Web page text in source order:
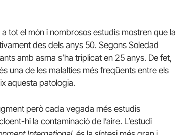
tot el món i nombrosos estudis mostren que la
des dels anys 50. Segons Soledad
amb asma s’ha triplicat en 25 anys. De fet,
és una de les malalties més freqüents entre els
aquesta patologia.
però cada vegada més estudis
hi la contaminació de l’aire. L’estudi